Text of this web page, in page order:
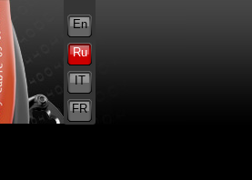
En
Ru
IT
FR